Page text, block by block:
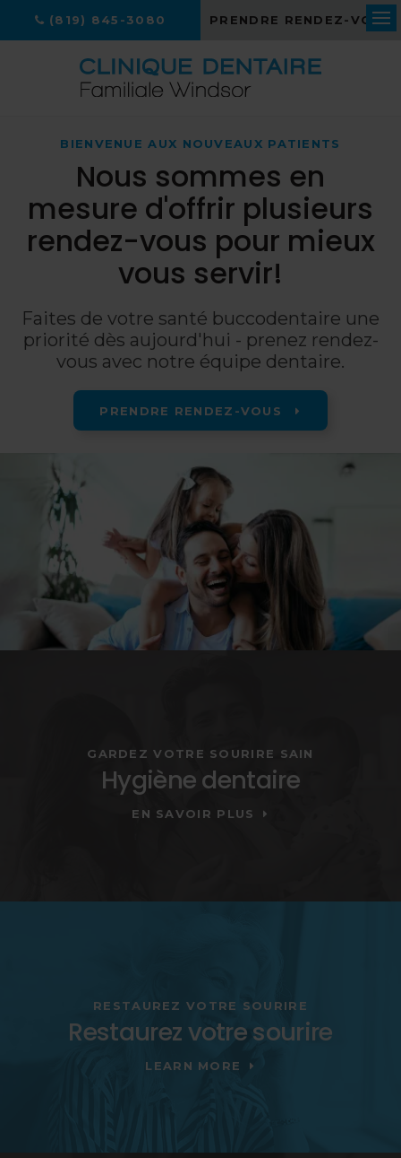
(819) 845-3080 PRENDRE RENDEZ-VOUS
BIENVENUE AUX NOUVEAUX PATIENTS
Nous sommes en
mesure d'offrir plusieurs
rendez-vous pour mieux
vous servir!
Faites de votre santé buccodentaire une
priorité dès aujourd'hui - prenez rendez-
vous avec notre équipe dentaire.
PRENDRE RENDEZ-VOUS
GARDEZ VOTRE SOURIRE SAIN
Hygiène dentaire
EN SAVOIR PLUS
RESTAUREZ VOTRE SOURIRE
Restaurez votre sourire
LEARN MORE